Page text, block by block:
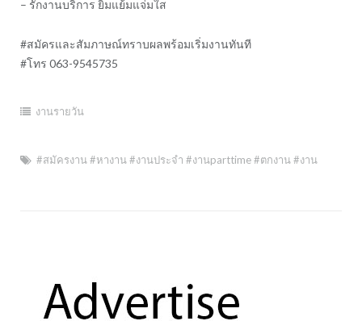
– รักงานบริการ ยิ้มแย้มแจ่มใส
#สมัครและสัมภาษณ์ทราบผลพร้อมเริ่มงานทันที
#โทร 063-9545735
งานรายวัน
#สมัครงาน #หางาน #งานประจำ #งานparttime #ตกงาน #งาน